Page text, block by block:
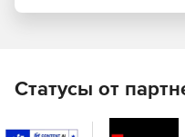
Статусы от